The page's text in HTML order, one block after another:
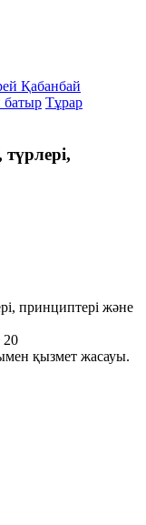
Қабанбай
Тұрар
принциптері және
20
қызмет жасауы.